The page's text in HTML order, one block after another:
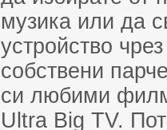
музика или да
устройство
собствени
си любими
Ultra Big TV.